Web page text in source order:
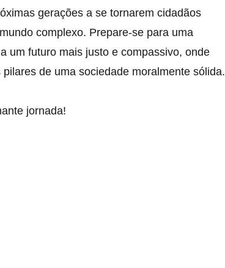
gerações a se tornarem cidadãos
complexo. Prepare-se para uma
um futuro mais justo e compassivo, onde
de uma sociedade moralmente sólida.
jornada!